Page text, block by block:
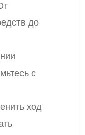
до
с
ход